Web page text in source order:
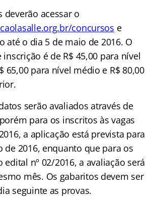
deverão acessar o
concursos e
até o dia 5 de maio de 2016. O
é de R$ 45,00 para nível
65,00 para nível médio e R$ 80,00
serão avaliados através de
para os inscritos às vagas
a aplicação está prevista para
de 2016, enquanto que para os
nº 02/2016, a avaliação será
mês. Os gabaritos devem ser
seguinte as provas.